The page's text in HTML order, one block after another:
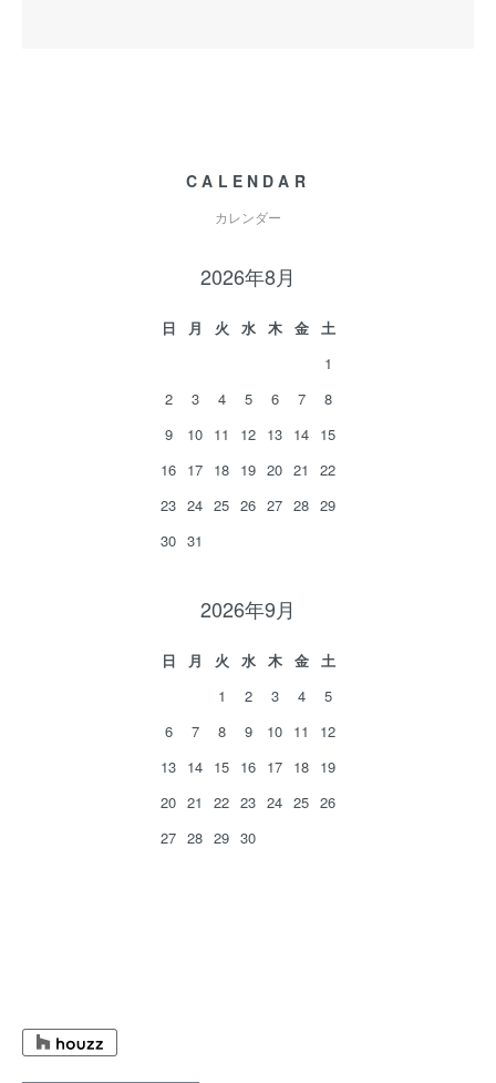
CALENDAR
カレンダー
2026年8月
日 月 火 水 木 金
土
1
2
3 4 5 6 7
8
9
10 11 12 13 14 15
16 17 18 19 20 21
22
23 24 25 26 27 28 29
30 31
2026年9月
日 月 火 水 木 金
土
1
2 3 4
5
6
7 8 9 10 11
12
13 14 15 16 17 18 19
20 21 22 23 24 25 26
27 28 29 30